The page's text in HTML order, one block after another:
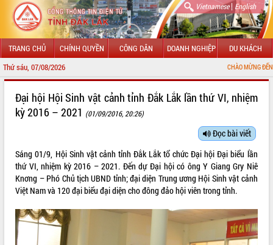
Vietnamese| English
TRANG CHỦ CHÍNH QUYỀN CÔNG DÂN DOANH NGHIỆP DU KHÁCH
Thứ sáu, 07/08/2026 CHÀO MỪNG ĐẾN VỚI CỔNG
LÃNH ĐẠO UBND TỈNH
SỞ, BAN, NGÀNH
UBND CÁC XÃ, PHƯỜNG
THÔNG TIN CHỈ ĐẠO ĐIỀU HÀNH
HỆ THỐNG VĂN BẢN
Đại hội Hội Sinh vật cảnh tỉnh Đắk Lắk lần thứ VI, nhiệm
kỳ 2016 – 2021 (01/09/2016, 20:26)
Đọc bài viết
Sáng 01/9, Hội Sinh vật cảnh tỉnh Đắk Lắk tổ chức Đại hội Đại biểu lần
thứ VI, nhiệm kỳ 2016 – 2021. Đến dự Đại hội có ông Y Giang Gry Niê
Knơng – Phó Chủ tịch UBND tỉnh; đại diện Trung ương Hội Sinh vật cảnh
Việt Nam và 120 đại biểu đại diện cho đông đảo hội viên trong tỉnh.